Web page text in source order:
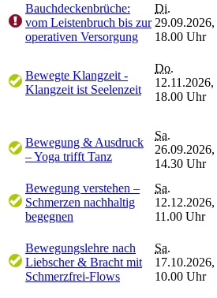
Bauchdeckenbrüche:
vom Leistenbruch bis zur
operativen Versorgung
Di.
29.09.2026,
18.00 Uhr
Bewegte Klangzeit -
Klangzeit ist Seelenzeit
Do.
12.11.2026,
18.00 Uhr
Bewegung & Ausdruck
– Yoga trifft Tanz
Sa.
26.09.2026,
14.30 Uhr
Bewegung verstehen –
Schmerzen nachhaltig
begegnen
Sa.
12.12.2026,
11.00 Uhr
Bewegungslehre nach
Liebscher & Bracht mit
Schmerzfrei-Flows
Sa.
17.10.2026,
10.00 Uhr